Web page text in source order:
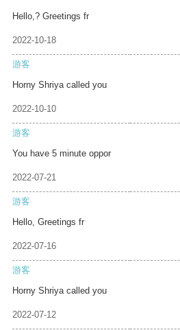
Hello,? Greetings fr
2022-10-18
游客
Horny Shriya called you
2022-10-10
游客
You have 5 minute oppor
2022-07-21
游客
Hello, Greetings fr
2022-07-16
游客
Horny Shriya called you
2022-07-12